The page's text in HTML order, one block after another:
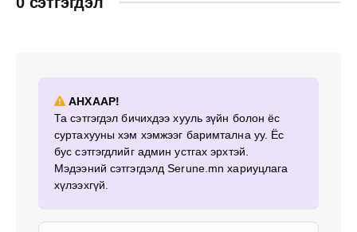
АНХААР!
Та сэтгэгдэл бичихдээ хууль зүйн болон ёс
суртахууны хэм хэмжээг баримтална уу. Ёс
бус сэтгэгдлийг админ устгах эрхтэй.
Мэдээний сэтгэгдэлд Serune.mn хариуцлага
хүлээхгүй.